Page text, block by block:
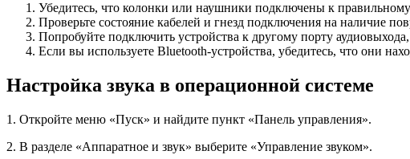
Убедитесь, что колонки или наушники подключены к
Проверьте состояние кабелей и гнезд подключения на наличие
Попробуйте подключить устройства к другому порту
Если вы используете Bluetooth-устройства, убедитесь, что они
Настройка звука в операционной системе
1. Откройте меню «Пуск» и найдите пункт «Панель управления».
2. В разделе «Аппаратное и звук» выберите «Управление звуком».